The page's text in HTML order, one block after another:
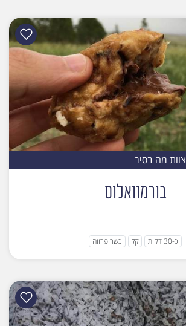
צוות מה בסיר
בורמוואלוס
כ-30 דקות קל כשר פרווה